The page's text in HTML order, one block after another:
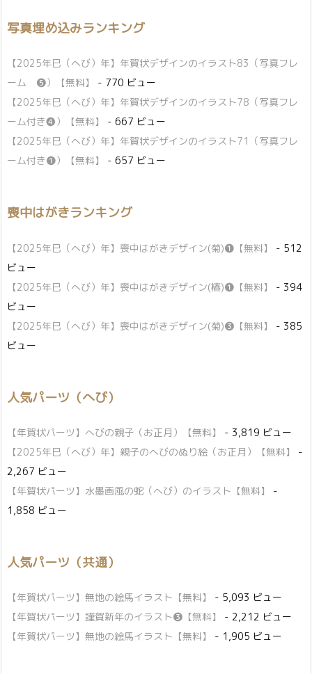
写真埋め込みランキング
【2025年巳（へび）年】年賀状デザインのイラスト83（写真フレ
ーム ❺）【無料】
- 770 ビュー
【2025年巳（へび）年】年賀状デザインのイラスト78（写真フレ
ーム付き❹）【無料】
- 667 ビュー
【2025年巳（へび）年】年賀状デザインのイラスト71（写真フレ
ーム付き❶）【無料】
- 657 ビュー
喪中はがきランキング
【2025年巳（へび）年】喪中はがきデザイン(菊)❶【無料】
- 512
ビュー
【2025年巳（へび）年】喪中はがきデザイン(椿)❶【無料】
- 394
ビュー
【2025年巳（へび）年】喪中はがきデザイン(菊)❸【無料】
- 385
ビュー
人気パーツ（へび）
【年賀状パーツ】へびの親子（お正月）【無料】
- 3,819 ビュー
【2025年巳（へび）年】親子のへびのぬり絵（お正月）【無料】
-
2,267 ビュー
【年賀状パーツ】水墨画風の蛇（へび）のイラスト【無料】
-
1,858 ビュー
人気パーツ（共通）
【年賀状パーツ】無地の絵馬イラスト【無料】
- 5,093 ビュー
【年賀状パーツ】謹賀新年のイラスト❸【無料】
- 2,212 ビュー
【年賀状パーツ】無地の絵馬イラスト【無料】
- 1,905 ビュー